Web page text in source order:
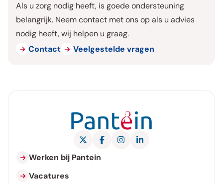
Als u zorg nodig heeft, is goede ondersteuning
belangrijk. Neem contact met ons op als u advies
nodig heeft, wij helpen u graag.
Contact
Veelgestelde vragen
X Pantein Zorggroep
Facebook Pantein Zorggroep
Instagram Pantein
LinkedIn Pantein
Werken bij Pantein
Vacatures